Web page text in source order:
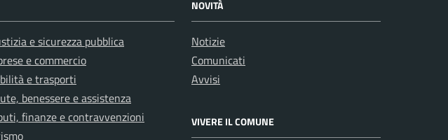
e sicurezza pubblica
e commercio
e trasporti
benessere e assistenza
finanze e contravvenzioni
NOVITÀ
Notizie
Comunicati
Avvisi
VIVERE IL COMUNE